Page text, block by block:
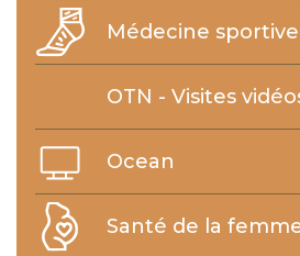
Médecine sportive
OTN - Visites
Ocean
Santé de la